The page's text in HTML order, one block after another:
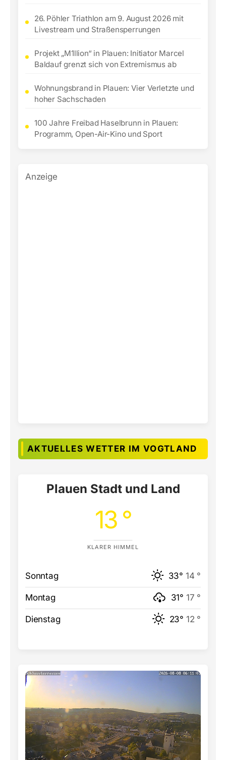
26. Pöhler Triathlon am 9. August 2026 mit
Livestream und Straßensperrungen
Projekt „M1llion“ in Plauen: Initiator Marcel
Baldauf grenzt sich von Extremismus ab
Wohnungsbrand in Plauen: Vier Verletzte und
hoher Sachschaden
100 Jahre Freibad Haselbrunn in Plauen:
Programm, Open-Air-Kino und Sport
Anzeige
AKTUELLES WETTER IM VOGTLAND
Plauen Stadt und Land
13 °
KLARER HIMMEL
Sonntag 33° 14 °
Montag 31° 17 °
Dienstag 23° 12 °